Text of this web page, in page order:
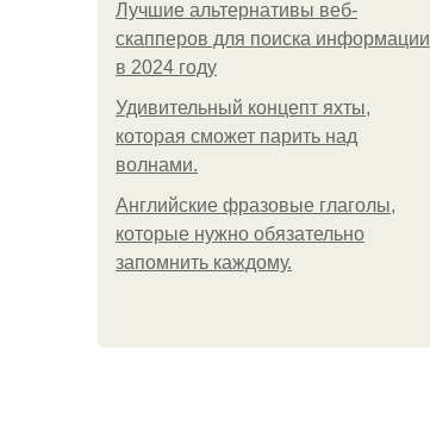
Лучшие альтернативы веб-
скапперов для поиска информации
в 2024 году
Удивительный концепт яхты,
которая сможет парить над
волнами.
Английские фразовые глаголы,
которые нужно обязательно
запомнить каждому.